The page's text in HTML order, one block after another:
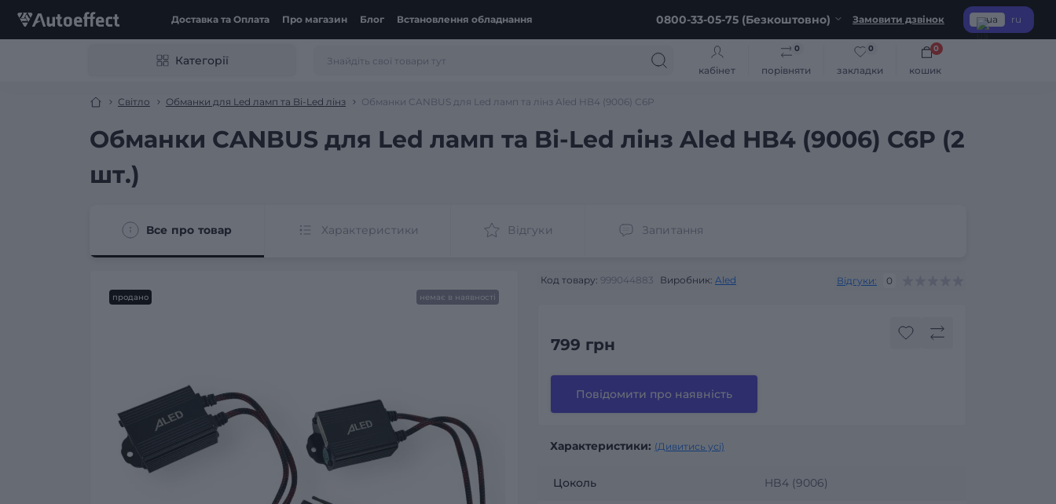
Доставка та Оплата Про магазин Блог Встановлення обладнання 0800-33-05-75 (Безкоштовно) Замовити дзвінок ua ru
Категорії
кабінет порівняти
0
закладки
0
кошик
0
Світло Обманки для Led ламп та Bi-Led лінз Обманки CANBUS для Led ламп та лінз Aled HB4 (9006) C6P
Обманки CANBUS для Led ламп та Bi-Led лінз Aled HB4 (9006) C6P (2
шт.)
Все про товар Характеристики Відгуки Запитання
продано немає в наявності
Код товару: 999044883 Виробник: Aled Відгуки: 0
799 грн
Повідомити про наявність
Характеристики: (Дивитись усі)
Цоколь HB4 (9006)